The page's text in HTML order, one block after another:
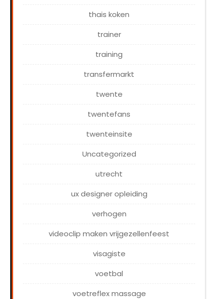
thais koken
trainer
training
transfermarkt
twente
twentefans
twenteinsite
Uncategorized
utrecht
ux designer opleiding
verhogen
videoclip maken vrijgezellenfeest
visagiste
voetbal
voetreflex massage